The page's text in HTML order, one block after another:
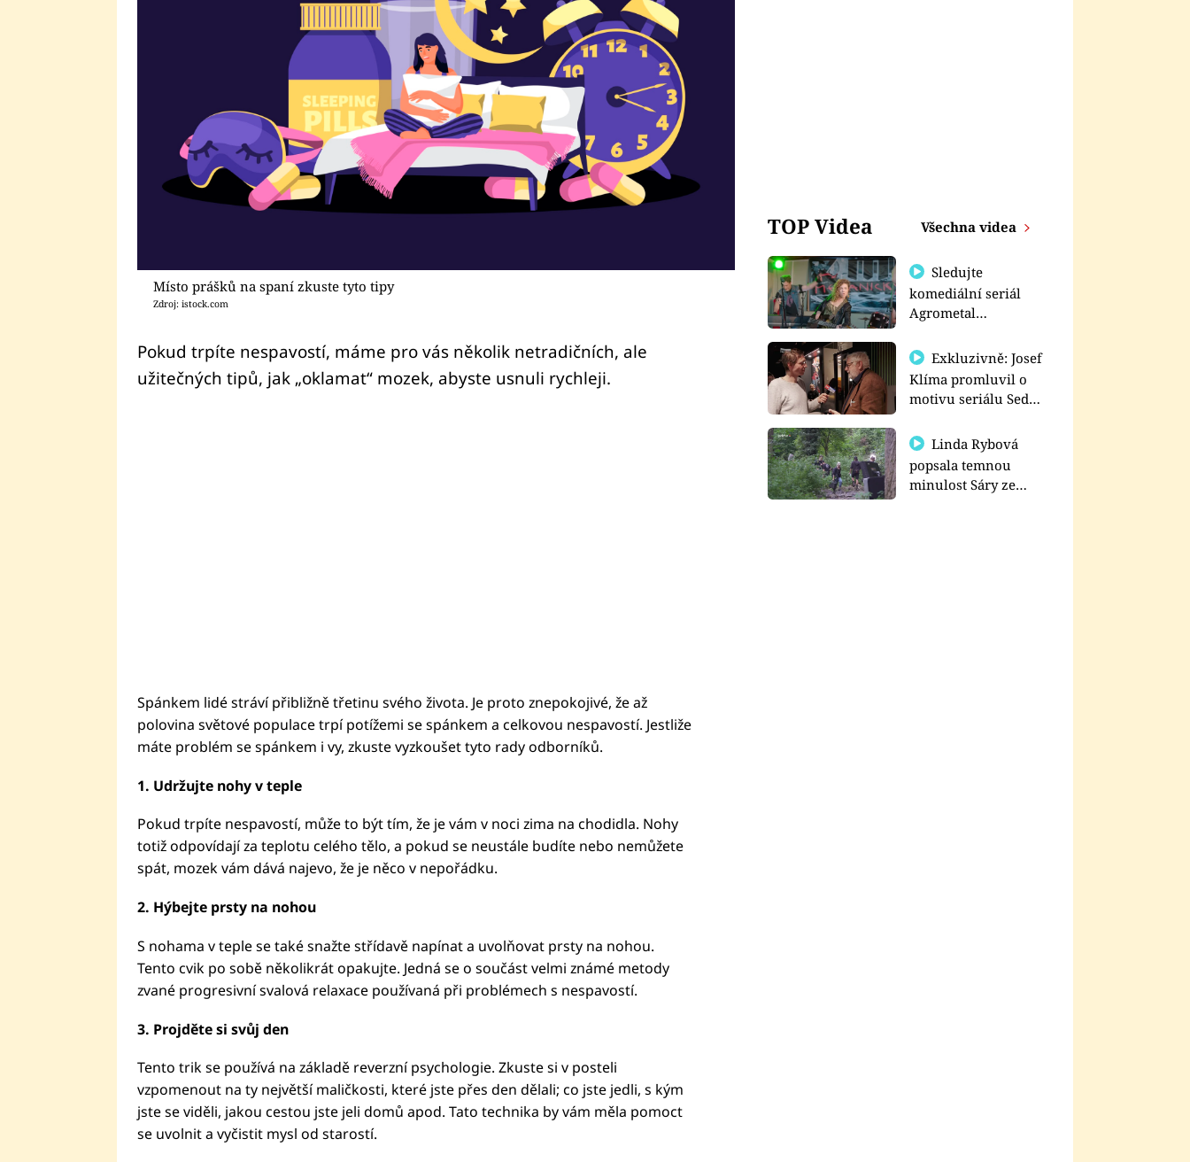
Místo prášků na spaní zkuste tyto tipy
Zdroj: istock.com
Pokud trpíte nespavostí, máme pro vás několik netradičních, ale
užitečných tipů, jak „oklamat“ mozek, abyste usnuli rychleji.
Spánkem lidé stráví přibližně třetinu svého života. Je proto znepokojivé, že až
polovina světové populace trpí potížemi se spánkem a celkovou nespavostí. Jestliže
máte problém se spánkem i vy, zkuste vyzkoušet tyto rady odborníků.
1. Udržujte nohy v teple
Pokud trpíte nespavostí, může to být tím, že je vám v noci zima na chodidla. Nohy
totiž odpovídají za teplotu celého tělo, a pokud se neustále budíte nebo nemůžete
spát, mozek vám dává najevo, že je něco v nepořádku.
2. Hýbejte prsty na nohou
S nohama v teple se také snažte střídavě napínat a uvolňovat prsty na nohou.
Tento cvik po sobě několikrát opakujte. Jedná se o součást velmi známé metody
zvané progresivní svalová relaxace používaná při problémech s nespavostí.
3. Projděte si svůj den
Tento trik se používá na základě reverzní psychologie. Zkuste si v posteli
vzpomenout na ty největší maličkosti, které jste přes den dělali; co jste jedli, s kým
jste se viděli, jakou cestou jste jeli domů apod. Tato technika by vám měla pomoct
se uvolnit a vyčistit mysl od starostí.
TOP Videa Všechna videa
Sledujte
komediální seriál
Agrometal
prima+
Exkluzivně: Josef
Klíma promluvil o
motivu seriálu Sedm
Linda Rybová
popsala temnou
minulost Sáry ze